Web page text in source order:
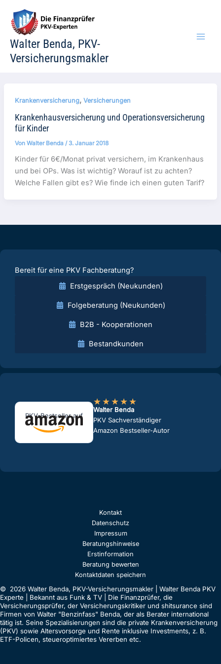
Inhalt
springen
Walter Benda, PKV-
Versicherungsmakler
Krankenversicherung, Versicherungen
Krankenhausversicherung und Operationsversicherung
für Kinder
Von Walter Benda / 3. Januar 2018
Kinder für 6€/Monat privat versichern, im Krankenhaus
und bei OPs. Was ist wichtig? Worauf ist zu achten?
Welche Fallen gibt es? Wie finde ich einen guten Tarif?
Bereit für eine PKV Fachberatung?
Erstgespräch (Neukunden)
Folgeberatung (Neukunden)
B2B - Kooperationen
Bestandkunden
PKV-Bestseller auf
★★★★★
Walter Benda
PKV Sachverständiger
Amazon Bestseller-Autor
Kontakt
Datenschutz
Impressum
Beratungshinweise
Erstinformation
Beratung bewerten
Kontaktdaten speichern
© 2026 Walter Benda, PKV-Versicherungsmakler | Walter Benda PKV
Experte | Bekannt aus Funk & TV | Die Finanzprüfer, die
Versicherungsprüfer, der Versicherungskritiker und shitsurance sind
Firmen von Walter "Benzinfass" Benda, der als Berater international
tätig ist. Seine Spezialisierungen sind die private Krankenversicherung
(PKV) sowie Altersvorsorge und Rente inklusive Investments, z. B.
ETF-Policen, steueroptimiertes Vererben etc.